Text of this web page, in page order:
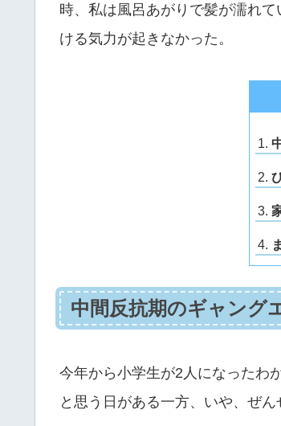
時、私は風呂あがりで髪が濡れ
ける気力が起きなかった。
中間反抗期のギャング
今年から小学生が2人になったわ
と思う日がある一方、いや、ぜ